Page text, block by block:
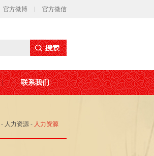
官方微博 官方微信
联系我们
- 人力资源 - 人力资源